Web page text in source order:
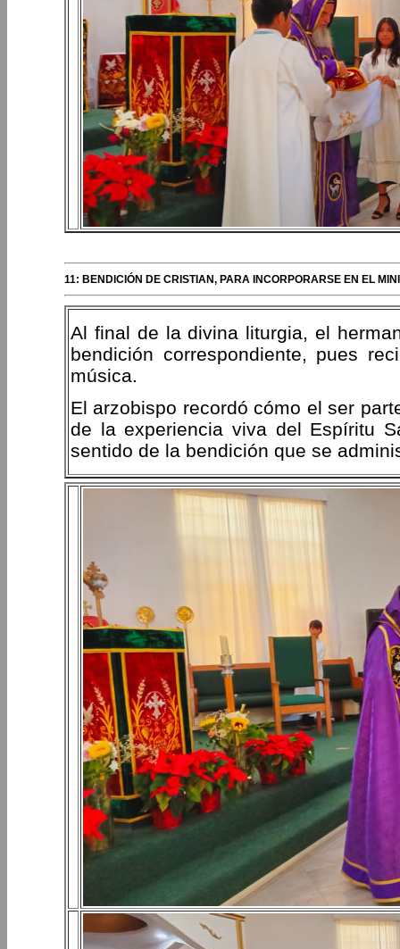
11: BENDICIÓN DE CRISTIAN, PARA INCORPORARSE EN EL
Al final de la divina liturgia, el
bendición correspondiente, pues
música.
El arzobispo recordó cómo el ser
de la experiencia viva del Espíritu
sentido de la bendición que se